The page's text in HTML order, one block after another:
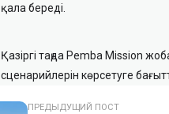
қала береді.
Қазіргі таңда Pemba Mission
сценарийлерін көрсетуге
ПРЕДЫДУЩИЙ ПОСТ